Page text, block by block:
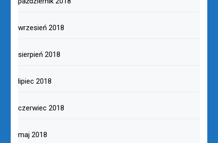
wrzesień 2018
sierpień 2018
lipiec 2018
czerwiec 2018
maj 2018